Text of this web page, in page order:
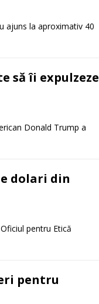
ajuns la aproximativ 40
să îi expulzeze
Donald Trump a
dolari din
pentru Etică
pentru